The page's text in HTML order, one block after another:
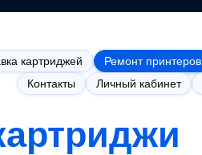
картриджей Ремонт принтеров
Контакты
Личный кабинет